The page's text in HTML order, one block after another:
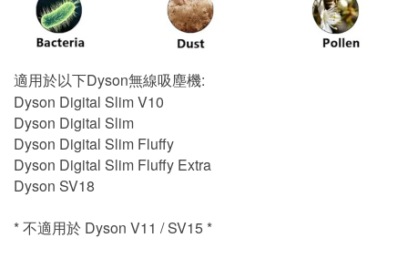
適用於以下Dyson無線吸塵機:
Dyson Digital Slim V10
Dyson Digital Slim
Dyson Digital Slim Fluffy
Dyson Digital Slim Fluffy Extra
Dyson SV18
* 不適用於 Dyson V11 / SV15 *